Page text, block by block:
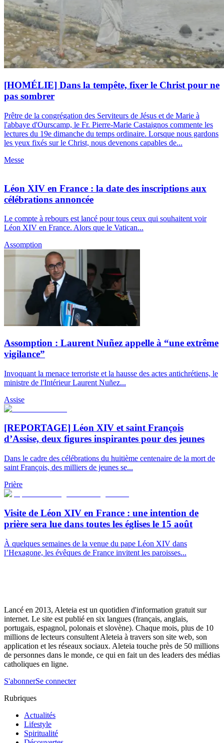
[HOMÉLIE] Dans la tempête, fixer le Christ pour ne
pas sombrer
Prêtre de la congrégation des Serviteurs de Jésus et de Marie à
l'abbaye d'Ourscamp, le Fr. Pierre-Marie Castaignos commente les
lectures du 19e dimanche du temps ordinaire. Lorsque nous gardons
les yeux fixés sur le Christ, nous devenons capables de...
Messe
Léon XIV en France : la date des inscriptions aux
célébrations annoncée
Le compte à rebours est lancé pour tous ceux qui souhaitent voir
Léon XIV en France. Alors que le Vatican...
Assomption
Assomption : Laurent Nuñez appelle à “une extrême
vigilance”
Invoquant la menace terroriste et la hausse des actes antichrétiens, le
ministre de l'Intérieur Laurent Nuñez...
Assise
[REPORTAGE] Léon XIV et saint François
d’Assise, deux figures inspirantes pour des jeunes
Dans le cadre des célébrations du huitième centenaire de la mort de
saint François, des milliers de jeunes se...
Prière
Visite de Léon XIV en France : une intention de
prière sera lue dans toutes les églises le 15 août
À quelques semaines de la venue du pape Léon XIV dans
l’Hexagone, les évêques de France invitent les paroisses...
Lancé en 2013, Aleteia est un quotidien d'information gratuit sur
internet. Le site est publié en six langues (français, anglais,
portugais, espagnol, polonais et slovène). Chaque mois, plus de 10
millions de lecteurs consultent Aleteia à travers son site web, son
application et les réseaux sociaux. Aleteia touche près de 50 millions
de personnes dans le monde, ce qui en fait un des leaders des médias
catholiques en ligne.
S'abonnerSe connecter
Rubriques
Actualités
Lifestyle
Spiritualité